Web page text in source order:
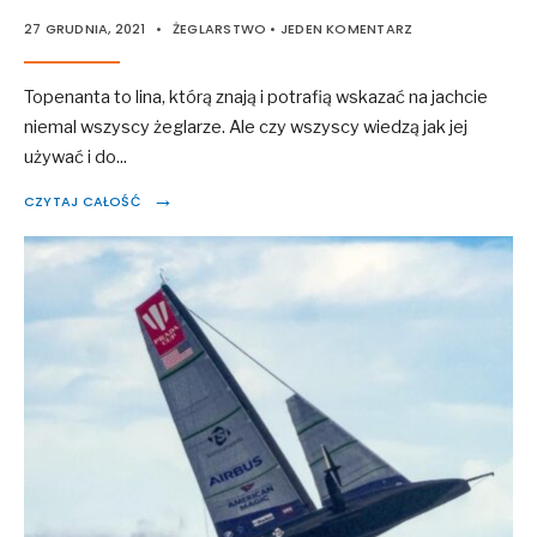
27 GRUDNIA, 2021 • ŻEGLARSTWO • JEDEN KOMENTARZ
Topenanta to lina, którą znają i potrafią wskazać na jachcie
niemal wszyscy żeglarze. Ale czy wszyscy wiedzą jak jej
używać i do...
CZYTAJ CAŁOŚĆ →